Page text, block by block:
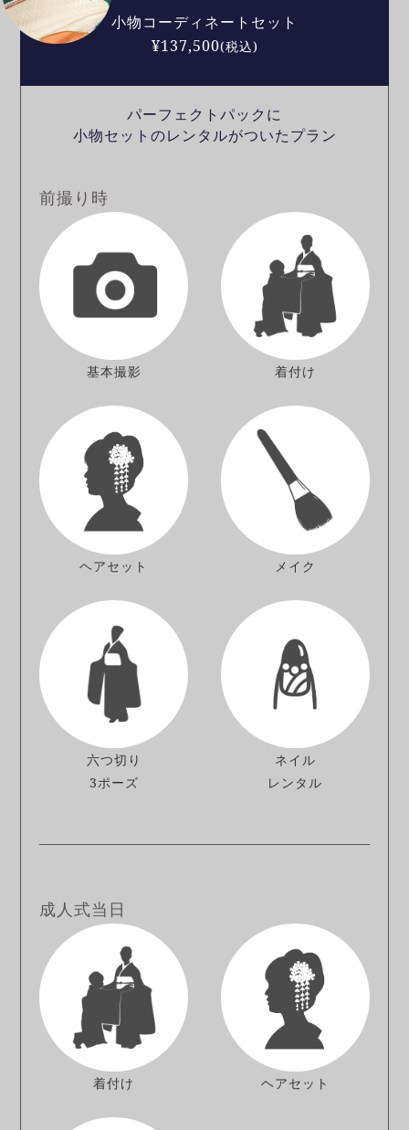
小物コーディネートセット
¥137,500(税込)
パーフェクトパックに
小物セットのレンタルがついたプラン
前撮り時
基本撮影 着付け
ヘアセット メイク
六つ切り
3ポーズ
ネイル
レンタル
成人式当日
着付け ヘアセット